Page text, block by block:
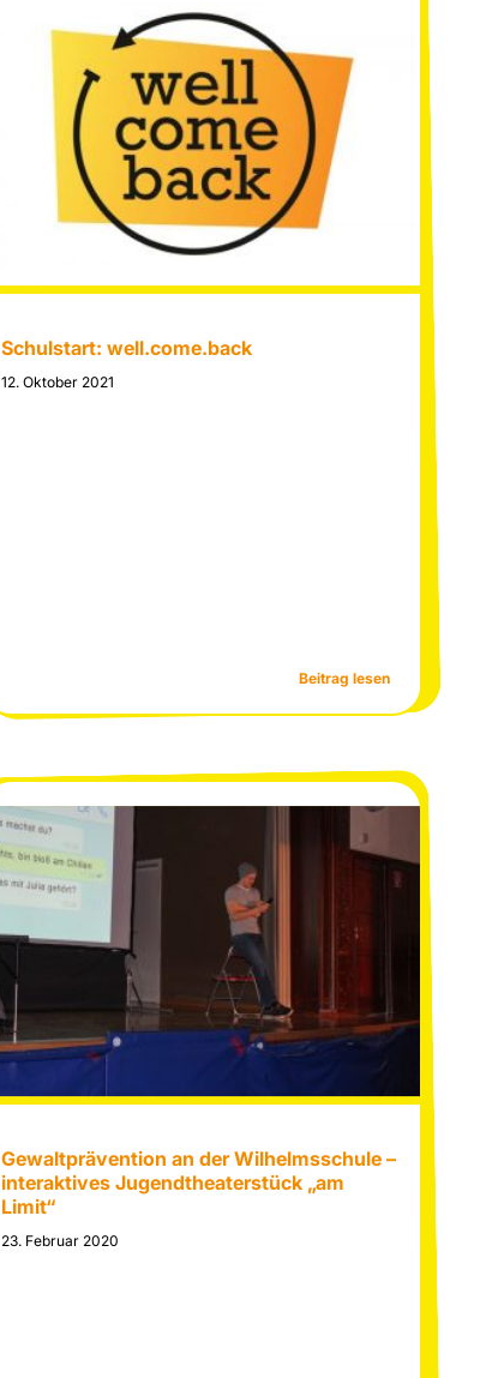
Schulstart: well.come.back
12. Oktober 2021
Beitrag lesen:
Schulstart:
Gewaltprävention an der Wilhelmsschule –
interaktives Jugendtheaterstück „am
Limit“
23. Februar 2020